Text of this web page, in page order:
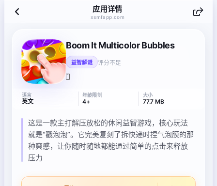
应用详情
xsmfapp.com
Boom It Multicolor Bubbles
益智解谜 评分不足
语言
英文
年龄限制
4+
大小
77.7 MB
这是一款主打解压放松的休闲益智游戏，核心玩法
就是“戳泡泡”。它完美复刻了拆快递时捏气泡膜的那
种爽感，让你随时随地都能通过简单的点击来释放
压力